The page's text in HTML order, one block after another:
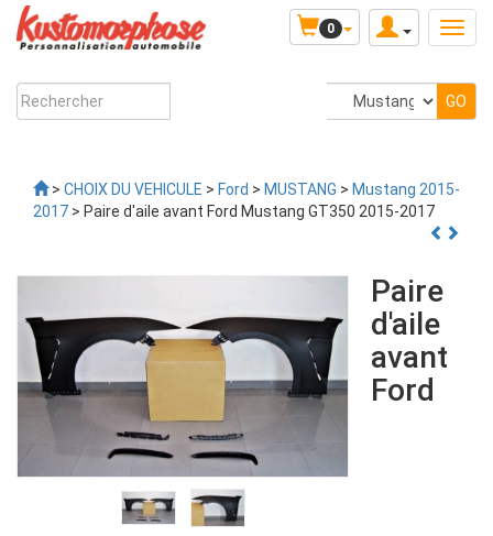
0
> CHOIX DU VEHICULE > Ford > MUSTANG > Mustang 2015-
2017 > Paire d'aile avant Ford Mustang GT350 2015-2017
Paire
d'aile
avant
Ford